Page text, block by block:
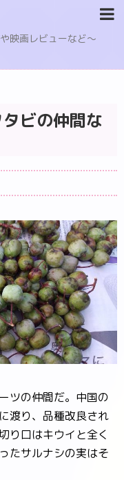
映画レビューなど〜
ビの仲間な
ツの仲間だ。中国の
渡り、品種改良され
り口はキウイと全く
たサルナシの実はそ